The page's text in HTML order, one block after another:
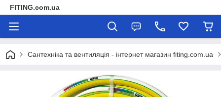
FITING.com.ua
Сантехніка та вентиляція - інтернет магазин fiting.com.ua